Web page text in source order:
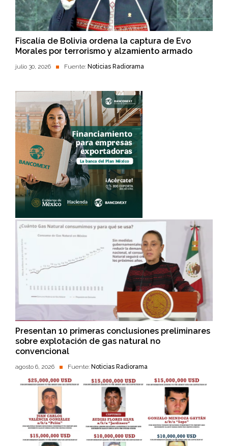
Fiscalía de Bolivia ordena la captura de Evo
Morales por terrorismo y alzamiento armado
julio 30, 2026 Fuente: Noticias Radiorama
Presentan 10 primeras conclusiones preliminares
sobre explotación de gas natural no
convencional
agosto 6, 2026 Fuente: Noticias Radiorama